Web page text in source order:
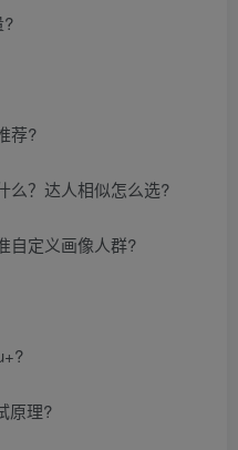
?
荐?
么？达人相似怎么选?
自定义画像人群?
原理?